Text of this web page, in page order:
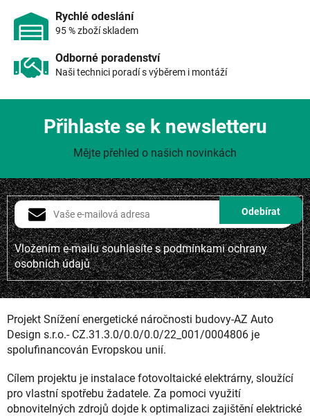
Rychlé odeslání
95 % zboží skladem
Odborné poradenství
Naši technici poradí s výběrem i montáží
Vložením e-mailu souhlasíte spodmínkami ochrany
osobních údajů
Přihlaste se k newsletteru
Mějte přehled o našich novinkách
Projekt Snížení energetické náročnosti budovy-AZ Auto
Design s.r.o.- CZ.31.3.0/0.0/0.0/22_001/0004806 je
spolufinancován Evropskou unií.
Cílem projektu je instalace fotovoltaické elektrárny, sloužící
pro vlastní spotřebu žadatele. Za pomoci využití
obnovitelných zdrojů dojde k optimalizaci zajištění elektrické